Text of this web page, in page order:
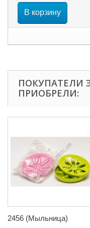
В корзину
ПОКУПАТЕЛИ
ПРИОБРЕЛИ:
2456 (Мыльница)